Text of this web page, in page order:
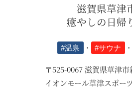
滋賀県草津
癒やしの日帰
#温泉 ・ #サウナ ・
〒525-0067 滋賀県草津
イオンモール草津スポー